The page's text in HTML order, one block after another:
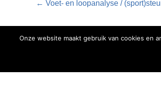
← Voet- en loopanalyse /
Onze website maakt gebruik van cookies en